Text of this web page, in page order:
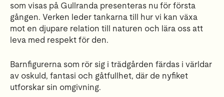
som visas på Gullranda presenteras nu för första
gången. Verken leder tankarna till hur vi kan växa
mot en djupare relation till naturen och lära oss att
leva med respekt för den.
Barnfigurerna som rör sig i trädgården färdas i världar
av oskuld, fantasi och gåtfullhet, där de nyfiket
utforskar sin omgivning.